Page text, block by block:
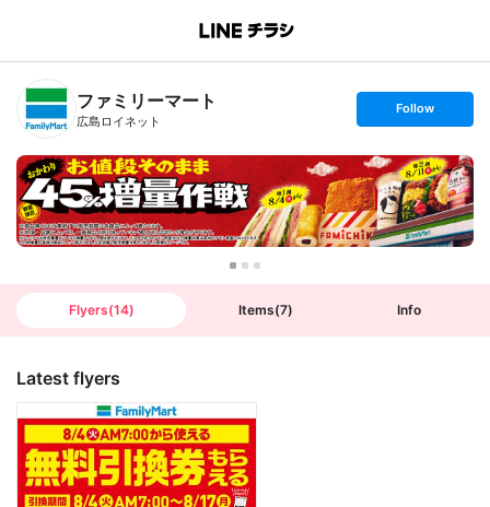
B
n
T
ファミリーマート
広島ロイネット
s
t
o
l
l
o
w
Follow
Flyers(14) Items(7) Info
Latest flyers